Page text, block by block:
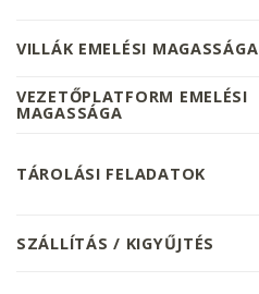
VILLÁK EMELÉSI MAGASSÁGA
VEZETŐPLATFORM EMELÉSI
MAGASSÁGA
TÁROLÁSI FELADATOK
SZÁLLÍTÁS / KIGYŰJTÉS